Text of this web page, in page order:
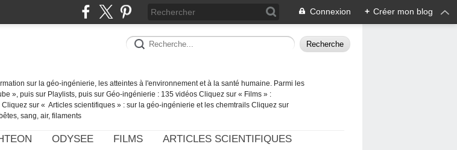
Connexion + Créer mon blog
sur la géo-ingénierie, les atteintes à l'environnement et à la santé humaine. Parmi les
», puis sur Playlists, puis sur Géo-ingénierie : 135 vidéos Cliquez sur « Films » :
sur « Articles scientifiques » : sur la géo-ingénierie et les chemtrails Cliquez sur
sang, air, filaments
ODYSEE FILMS
ARTICLES SCIENTIFIQUES